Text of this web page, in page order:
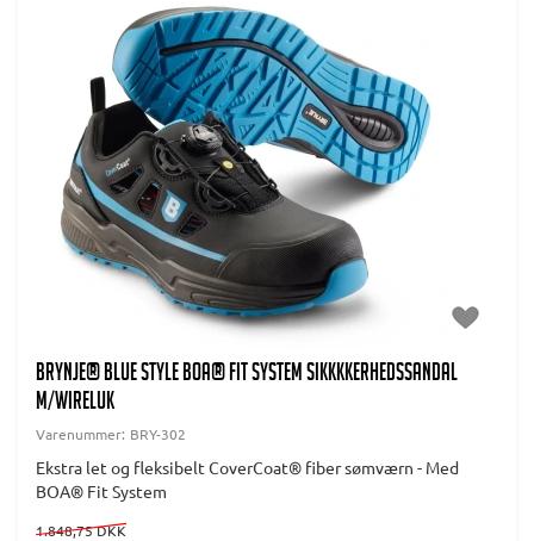
BRYNJE® Blue Style BOA® FIT SYSTEM Sikkkkerhedssandal
m/wireluk
Varenummer: BRY-302
Ekstra let og fleksibelt CoverCoat® fiber sømværn - Med
BOA® Fit System
1.848,75 DKK